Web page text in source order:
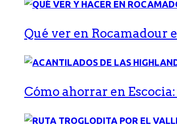
Qué ver en Rocamadour
Cómo ahorrar en